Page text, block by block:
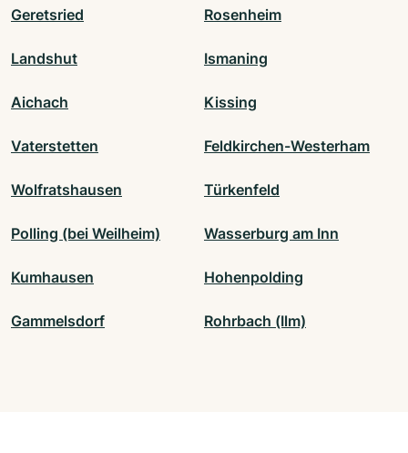
Geretsried Rosenheim
Landshut Ismaning
Aichach Kissing
Vaterstetten Feldkirchen-Westerham
Wolfratshausen Türkenfeld
Polling (bei Weilheim) Wasserburg am Inn
Kumhausen Hohenpolding
Gammelsdorf Rohrbach (Ilm)